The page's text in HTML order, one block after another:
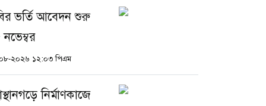
ভর্তি আবেদন শুরু
২০২৬ ১২:০৩ পিএম
নির্মাণকাজে